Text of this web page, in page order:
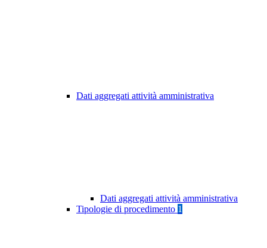
Dati aggregati attività amministrativa
Dati aggregati attività amministrativa
Tipologie di procedimento 1